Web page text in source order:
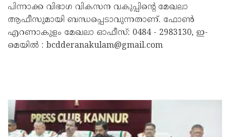
പിന്നാക്ക വിഭാഗ വികസന വകുപ്പിന്റെ മേഖലാ
ആഫീസുമായി ബന്ധപ്പെടാവുന്നതാണ്. ഫോണ്‍
എറണാകുളം മേഖലാ ഓഫീസ്: 0484 - 2983130, ഇ-
മെയില്‍ : bcdderanakulam@gmail.com